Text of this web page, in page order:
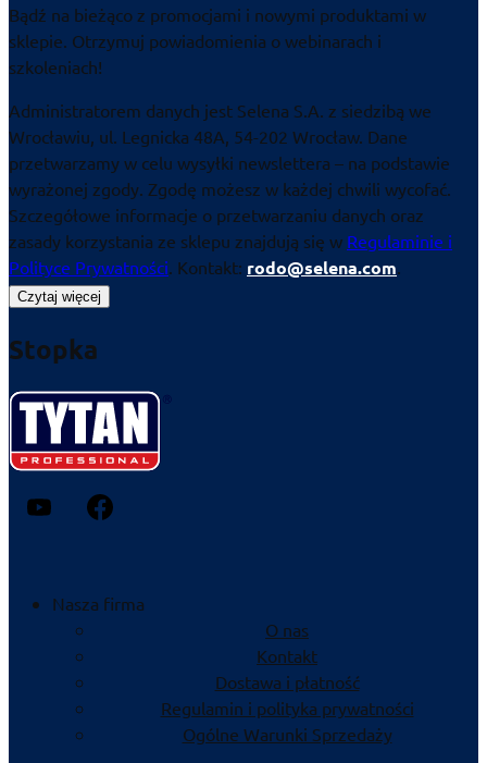
Bądź na bieżąco z promocjami i nowymi produktami w
sklepie. Otrzymuj powiadomienia o webinarach i
szkoleniach!
Administratorem danych jest Selena S.A. z siedzibą we
Wrocławiu, ul. Legnicka 48A, 54-202 Wrocław. Dane
przetwarzamy w celu wysyłki newslettera – na podstawie
wyrażonej zgody. Zgodę możesz w każdej chwili wycofać.
Szczegółowe informacje o przetwarzaniu danych oraz
zasady korzystania ze sklepu znajdują się w Regulaminie i
Polityce Prywatności. Kontakt: rodo@selena.com.
Czytaj więcej
Stopka
Nasza firma
O nas
Kontakt
Dostawa i płatność
Regulamin i polityka prywatności
Ogólne Warunki Sprzedaży